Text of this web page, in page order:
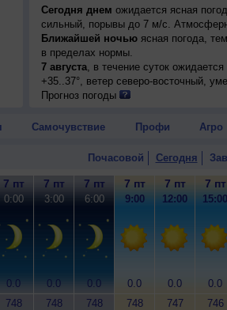
Сегодня днем ожидается ясная
сильный, порывы до 7 м/с.
Ближайшей ночьюясная погода,
в пределах нормы.
7 августа, в течение суток
+35..37°, ветер северо-восточный,
Прогноз погоды
Самочувствие Профи Агро
Почасовой Сегодня
7 пт
0:00
0.0
748
7 пт
3:00
0.0
748
7 пт
6:00
0.0
748
7 пт
9:00
0.0
748
7 пт
12:00
0.0
747
7 пт
15:00
0.0
746